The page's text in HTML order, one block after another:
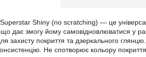
Shiny (no scratching) — це
що дає змогу йому самовідновлюватися у
захисту покриття та дзеркального
Не спотворює кольору